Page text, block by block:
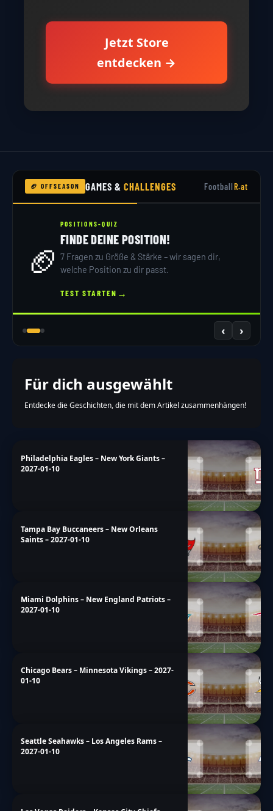
Jetzt Store
entdecken →
🏈 OFFSEASON GAMES &CHALLENGES FootballR.at
🏈
POSITIONS-QUIZ
FINDE DEINE POSITION!
7 Fragen zu Größe & Stärke – wir sagen dir,
welche Position zu dir passt.
TEST STARTEN →
‹ ›
Für dich ausgewählt
Entdecke die Geschichten, die mit dem Artikel zusammenhängen!
Philadelphia Eagles – New York Giants –
2027-01-10
Tampa Bay Buccaneers – New Orleans
Saints – 2027-01-10
Miami Dolphins – New England Patriots –
2027-01-10
Chicago Bears – Minnesota Vikings – 2027-
01-10
Seattle Seahawks – Los Angeles Rams –
2027-01-10